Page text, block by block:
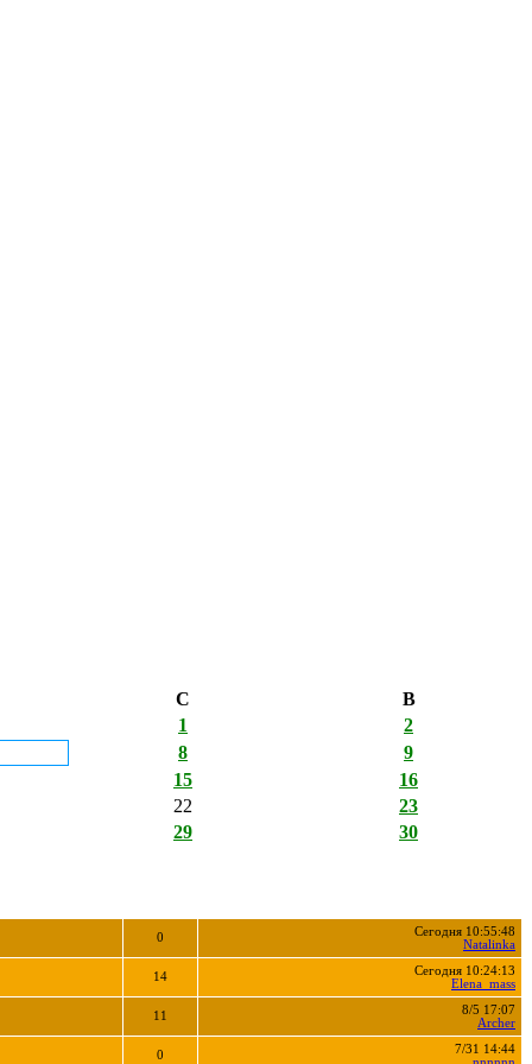
С
В
1
2
8
9
15
16
22
23
29
30
0
Сегодня 10:55:48
Natalinka
14
Сегодня 10:24:13
Elena_mass
11
8/5 17:07
Archer
0
7/31 14:44